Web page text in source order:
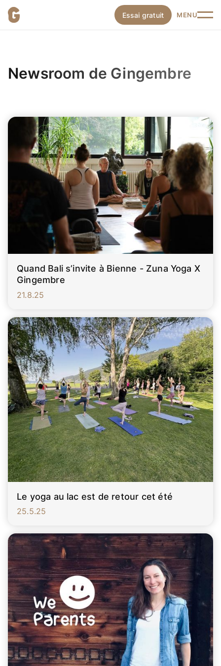
Essai gratuit MENU
Newsroom de Gingembre
Quand Bali s’invite à Bienne - Zuna Yoga X
Gingembre
21.8.25
Le yoga au lac est de retour cet été
25.5.25